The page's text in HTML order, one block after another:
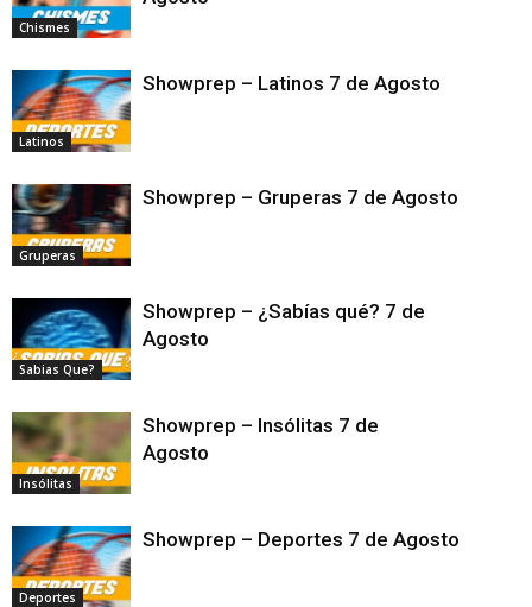
Chismes
Latinos
Showprep – Latinos 7 de Agosto
Gruperas
Showprep – Gruperas 7 de Agosto
Sabias Que?
Showprep – ¿Sabías qué? 7 de
Agosto
Insólitas
Showprep – Insólitas 7 de
Agosto
Deportes
Showprep – Deportes 7 de Agosto